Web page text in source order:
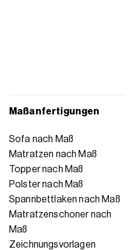
Maßanfertigungen
Sofa nach Maß
Matratzen nach Maß
Topper nach Maß
Polster nach Maß
Spannbettlaken nach Maß
Matratzenschoner nach
Maß
Zeichnungsvorlagen